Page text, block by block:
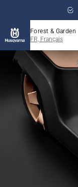
Forest & Garden
FR, Français